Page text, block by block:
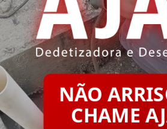
NÃO
CHAME